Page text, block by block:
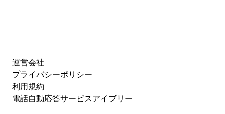
運営会社
プライバシーポリシー
利用規約
電話自動応答サービスアイブリー